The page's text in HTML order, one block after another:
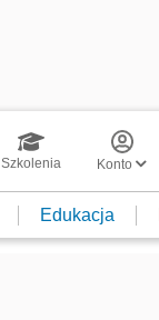
Szkolenia Konto
Edukacja